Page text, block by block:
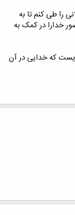
را طی کنم تا به
خدارا در کمک به
که خدایی در آن